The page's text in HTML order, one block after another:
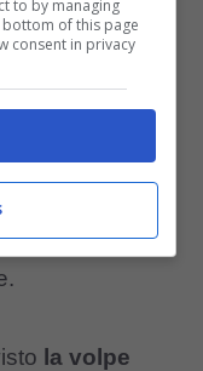
risulta
e un
e che siete
la volpe
to by managing
of this page
consent in privacy